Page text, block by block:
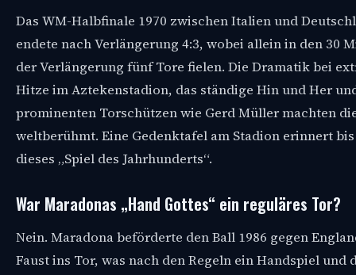
Das WM-Halbfinale 1970 zwischen Italien und
endete nach Verlängerung 4:3, wobei allein in den 30
der Verlängerung fünf Tore fielen. Die Dramatik bei
Hitze im Aztekenstadion, das ständige Hin und Her
prominenten Torschützen wie Gerd Müller machten
weltberühmt. Eine Gedenktafel am Stadion erinnert
dieses „Spiel des Jahrhunderts“.
War Maradonas „Hand Gottes“ ein reguläres Tor?
Nein. Maradona beförderte den Ball 1986 gegen
Faust ins Tor, was nach den Regeln ein Handspiel und